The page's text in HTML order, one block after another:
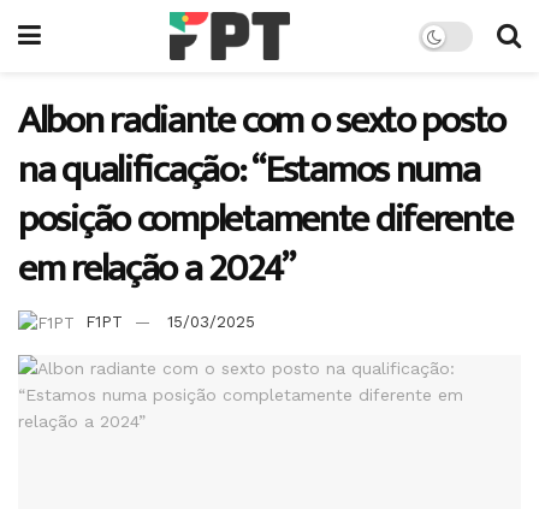
Albon radiante com o sexto posto
na qualificação: “Estamos numa
posição completamente diferente
em relação a 2024”
F1PT 15/03/2025